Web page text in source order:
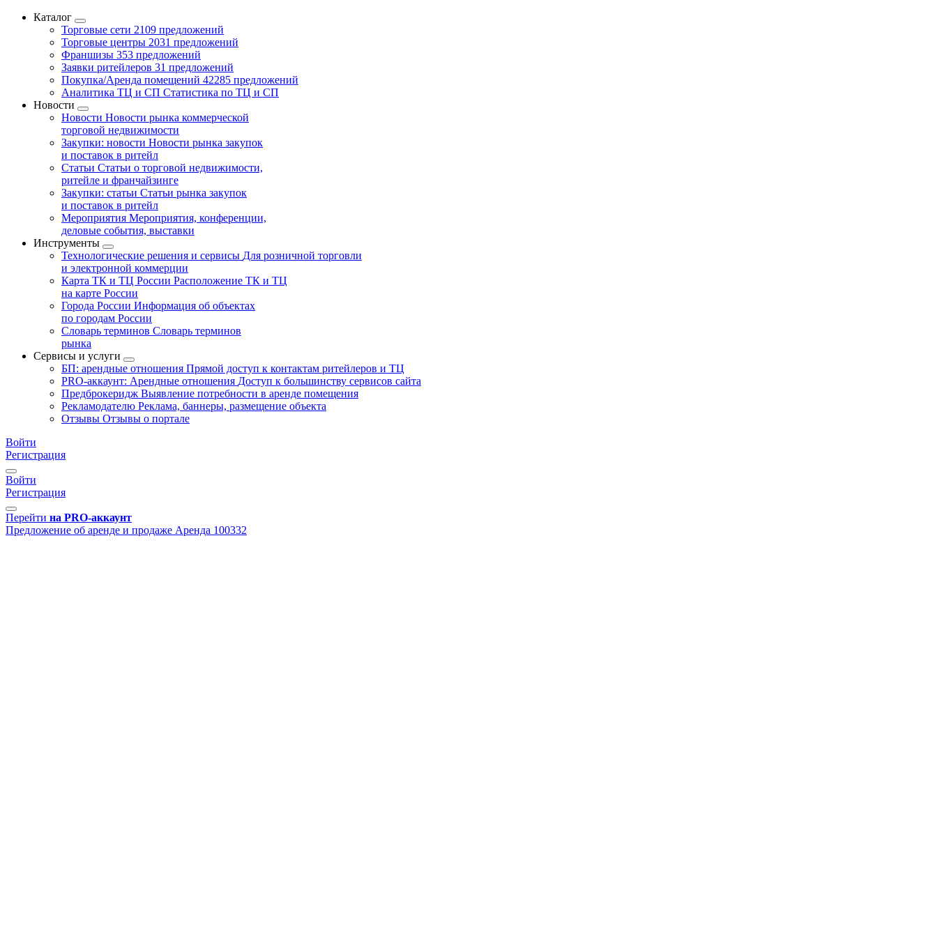
Каталог
Торговые сети 2109 предложений
Торговые центры 2031 предложений
Франшизы 353 предложений
Заявки ритейлеров 31 предложений
Покупка/Аренда помещений 42285 предложений
Аналитика ТЦ и СП Статистика по ТЦ и СП
Новости
Новости Новости рынка коммерческой
торговой недвижимости
Закупки: новости Новости рынка закупок
и поставок в ритейл
Статьи Статьи о торговой недвижимости,
ритейле и франчайзинге
Закупки: статьи Статьи рынка закупок
и поставок в ритейл
Мероприятия Мероприятия, конференции,
деловые события, выставки
Инструменты
Технологические решения и сервисы Для розничной торговли
и электронной коммерции
Карта ТК и ТЦ России Расположение ТК и ТЦ
на карте России
Города России Информация об объектах
по городам России
Словарь терминов Словарь терминов
рынка
Сервисы и услуги
БП: арендные отношения Прямой доступ к контактам ритейлеров и ТЦ
PRO-аккаунт: Арендные отношения Доступ к большинству сервисов сайта
Предброкеридж Выявление потребности в аренде помещения
Рекламодателю Реклама, баннеры, размещение объекта
Отзывы Отзывы о портале
Войти
Регистрация
Войти
Регистрация
Перейти на PRO-аккаунт
Предложение об аренде и продаже Аренда 100332